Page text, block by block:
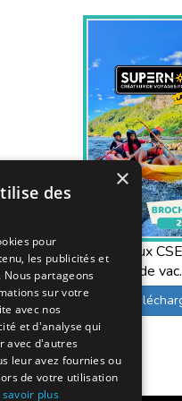
plus
projet éducatif
autres séjours
également nosstages
Offres aux
de
×
des
pour
les publicités et
partageons
sur votre
avec nos
et d'analyse qui
avec d'autres
leur avez fournies ou
de votre utilisation
savoir plus